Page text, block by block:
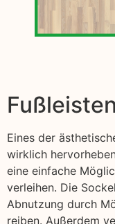
Fußleisten
Eines der
wirklich
eine einfache
verleihen. Die
Abnutzung durch
reiben. Außerdem